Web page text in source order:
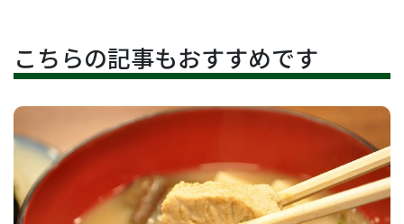
こちらの記事もおすすめです